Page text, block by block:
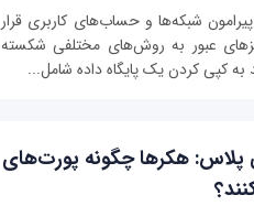
شبکه‌ها و حساب‌های کاربری قرار
عبور به روش‌های مختلفی شکسته
به کپی کردن یک پایگاه داده شامل...
پلاس: هکرها چگونه پورت‌های